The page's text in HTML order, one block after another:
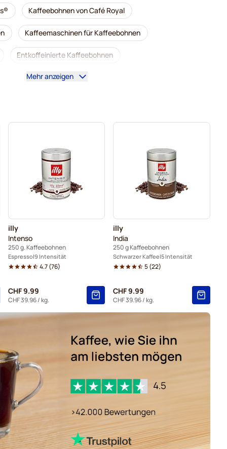
Kaffeebohnen von Café Royal
Kaffeemaschinen für Kaffeebohnen
Entkoffeinierte Kaffeebohnen
Kaffeebohnen von Segafredo
Kaffeebohnen von Gimoka
Mehr anzeigen
illy
Intenso
250 g. Kaffeebohnen
Espresso 9 Intensität
4.7(76)
CHF 9.99
CHF 39.96/ kg.
illy
India
250 g Kaffeebohnen
Schwarzer Kaffee 5 Intensität
5(22)
CHF 9.99
CHF 39.96/ kg.